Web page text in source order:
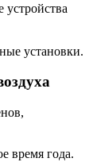
устройства
установки.
время года.